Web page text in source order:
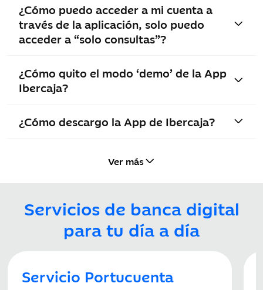
¿Cómo puedo acceder a mi cuenta a
través de la aplicación, solo puedo
acceder a “solo consultas”?
¿Cómo quito el modo ‘demo’ de la App
Ibercaja?
¿Cómo descargo la App de Ibercaja?
Ver más
Servicios de banca digital
para tu día a día
Servicio Portucuenta